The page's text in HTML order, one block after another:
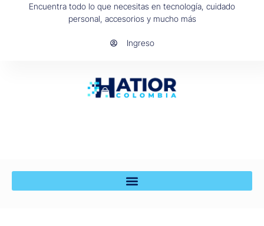
Encuentra todo lo que necesitas en tecnología, cuidado
personal, accesorios y mucho más
Ingreso